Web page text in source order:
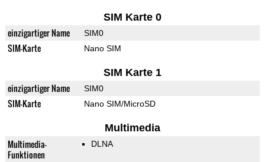
SIM Karte 0
einzigartiger Name SIM0
SIM-Karte Nano SIM
SIM Karte 1
einzigartiger Name SIM0
SIM-Karte Nano SIM/MicroSD
Multimedia
Multimedia-
Funktionen
DLNA